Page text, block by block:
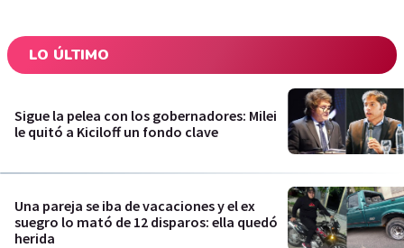
LO ÚLTIMO
Sigue la pelea con los gobernadores: Milei
le quitó a Kiciloff un fondo clave
Una pareja se iba de vacaciones y el ex
suegro lo mató de 12 disparos: ella quedó
herida